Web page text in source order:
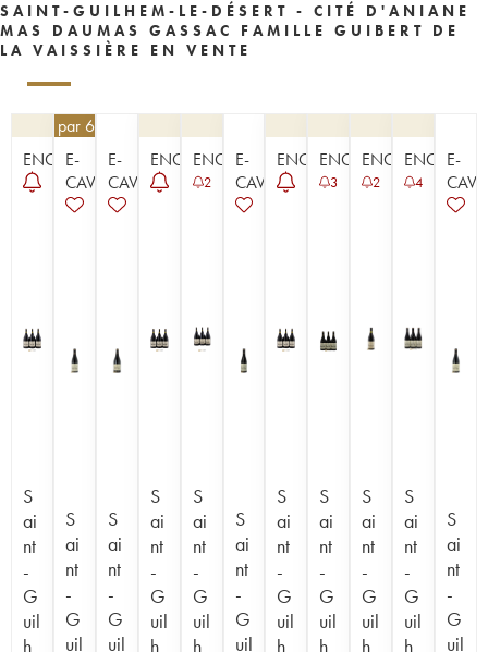
SAINT-GUILHEM-LE-DÉSERT - CITÉ D'ANIANE
MAS DAUMAS GASSAC FAMILLE GUIBERT DE
LA VAISSIÈRE EN VENTE
ENCHÈRE
S
ai
nt
-
G
uil
h
par 6 | -10%
E-
CAVISTE
S
ai
nt
-
G
uil
E-
CAVISTE
S
ai
nt
-
G
uil
ENCHÈRE
S
ai
nt
-
G
uil
h
ENCHÈRE
2
S
ai
nt
-
G
uil
h
E-
CAVISTE
S
ai
nt
-
G
uil
ENCHÈRE
S
ai
nt
-
G
uil
h
ENCHÈRE
3
S
ai
nt
-
G
uil
h
ENCHÈRE
2
S
ai
nt
-
G
uil
h
ENCHÈRE
4
S
ai
nt
-
G
uil
h
E-
S
ai
nt
-
G
uil